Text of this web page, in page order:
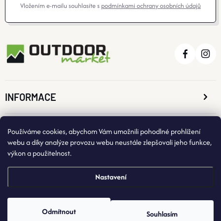
Používáme cookies, abychom Vám umožnili pohodlné prohlížení
webu a díky analýze provozu webu neustále zlepšovali jeho funkce,
výkon a použitelnost.
Nastavení
Odmítnout Souhlasím
Vložením e-mailu souhlasíte s podmínkami ochrany osobních údajů
INFORMACE
O NÁKUPU
Copyright 2026OutdoorMarket . Všechna práva vyhrazena.